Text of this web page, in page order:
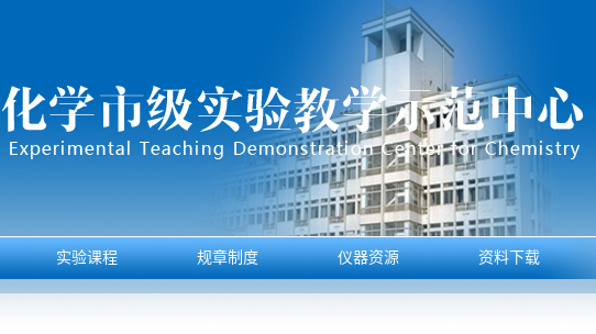
实验课程 规章制度 仪器资源 资料下载